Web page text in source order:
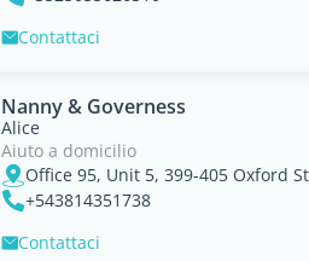
Contattaci
Nanny & Governess
Alice
Aiuto a domicilio
Office 95, Unit 5, 399-405 Oxford
+543814351738
Contattaci